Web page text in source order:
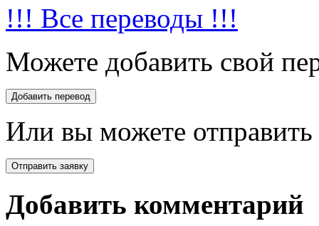
!!! Все переводы !!!
Можете добавить свой
Или вы можете отправить
Добавить комментарий